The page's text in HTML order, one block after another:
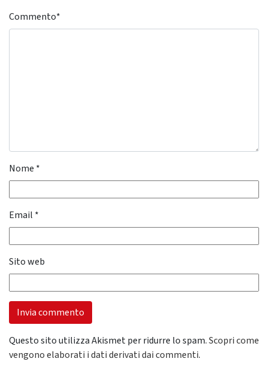
Commento*
Nome *
Email *
Sito web
Questo sito utilizza Akismet per ridurre lo spam.Scopri come
vengono elaborati i dati derivati dai commenti.